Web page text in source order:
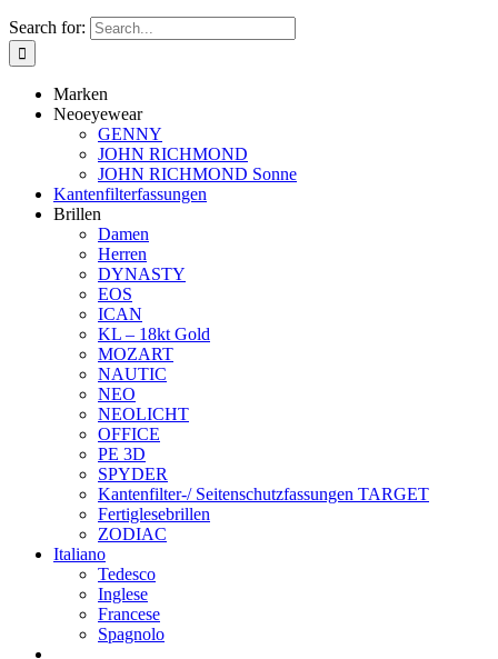
Search for:
Marken
Neoeyewear
GENNY
JOHN RICHMOND
JOHN RICHMOND Sonne
Kantenfilterfassungen
Brillen
Damen
Herren
DYNASTY
EOS
ICAN
KL – 18kt Gold
MOZART
NAUTIC
NEO
NEOLICHT
OFFICE
PE 3D
SPYDER
Kantenfilter-/ Seitenschutzfassungen TARGET
Fertiglesebrillen
ZODIAC
Italiano
Tedesco
Inglese
Francese
Spagnolo